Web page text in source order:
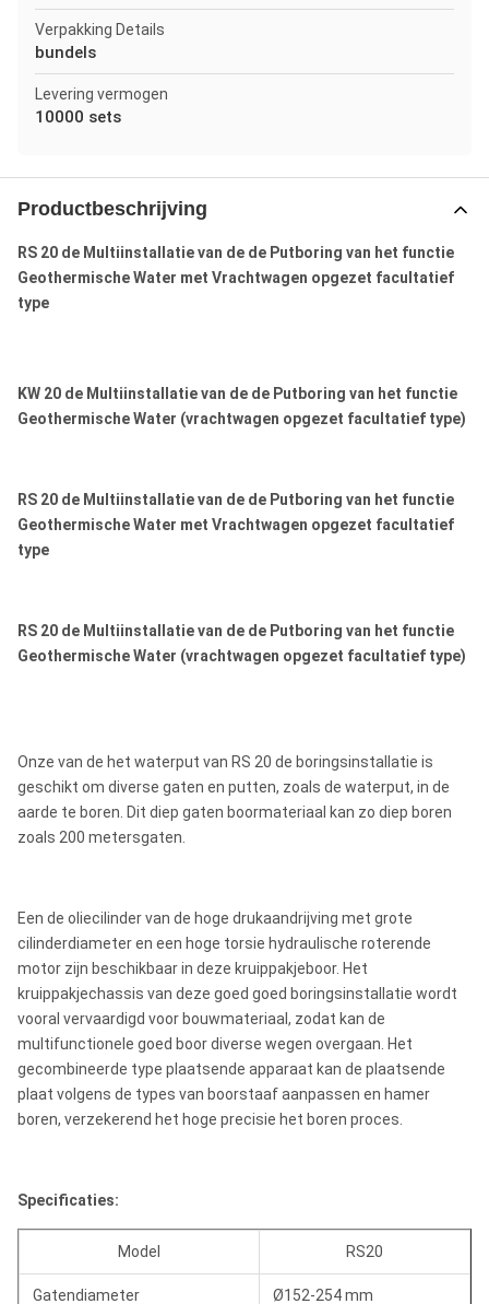
Verpakking Details
bundels
Levering vermogen
10000 sets
Productbeschrijving
RS 20 de Multiinstallatie van de de Putboring van het functie
Geothermische Water met Vrachtwagen opgezet facultatief
type
KW 20 de Multiinstallatie van de de Putboring van het functie
Geothermische Water (vrachtwagen opgezet facultatief type)
RS 20 de Multiinstallatie van de de Putboring van het functie
Geothermische Water met Vrachtwagen opgezet facultatief
type
RS 20 de Multiinstallatie van de de Putboring van het functie
Geothermische Water (vrachtwagen opgezet facultatief type)
Onze van de het waterput van RS 20 de boringsinstallatie is
geschikt om diverse gaten en putten, zoals de waterput, in de
aarde te boren. Dit diep gaten boormateriaal kan zo diep boren
zoals 200 metersgaten.
Een de oliecilinder van de hoge drukaandrijving met grote
cilinderdiameter en een hoge torsie hydraulische roterende
motor zijn beschikbaar in deze kruippakjeboor. Het
kruippakjechassis van deze goed goed boringsinstallatie wordt
vooral vervaardigd voor bouwmateriaal, zodat kan de
multifunctionele goed boor diverse wegen overgaan. Het
gecombineerde type plaatsende apparaat kan de plaatsende
plaat volgens de types van boorstaaf aanpassen en hamer
boren, verzekerend het hoge precisie het boren proces.
Specificaties:
Model RS20
Gatendiameter Ø152-254 mm